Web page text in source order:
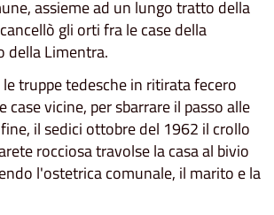
assieme ad un lungo tratto della
gli orti fra le case della
della Limentra.
truppe tedesche in ritirata fecero
case vicine, per sbarrare il passo alle
il sedici ottobre del 1962 il crollo
rocciosa travolse la casa al bivio
l'ostetrica comunale, il marito e la